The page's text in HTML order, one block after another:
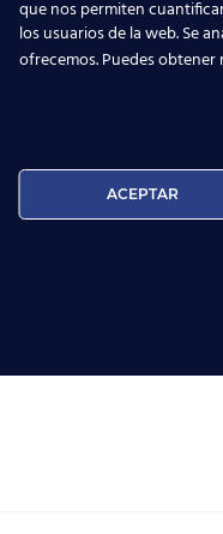
que nos permiten
los usuarios de la web. Se
ofrecemos. Puedes
ACEPTAR